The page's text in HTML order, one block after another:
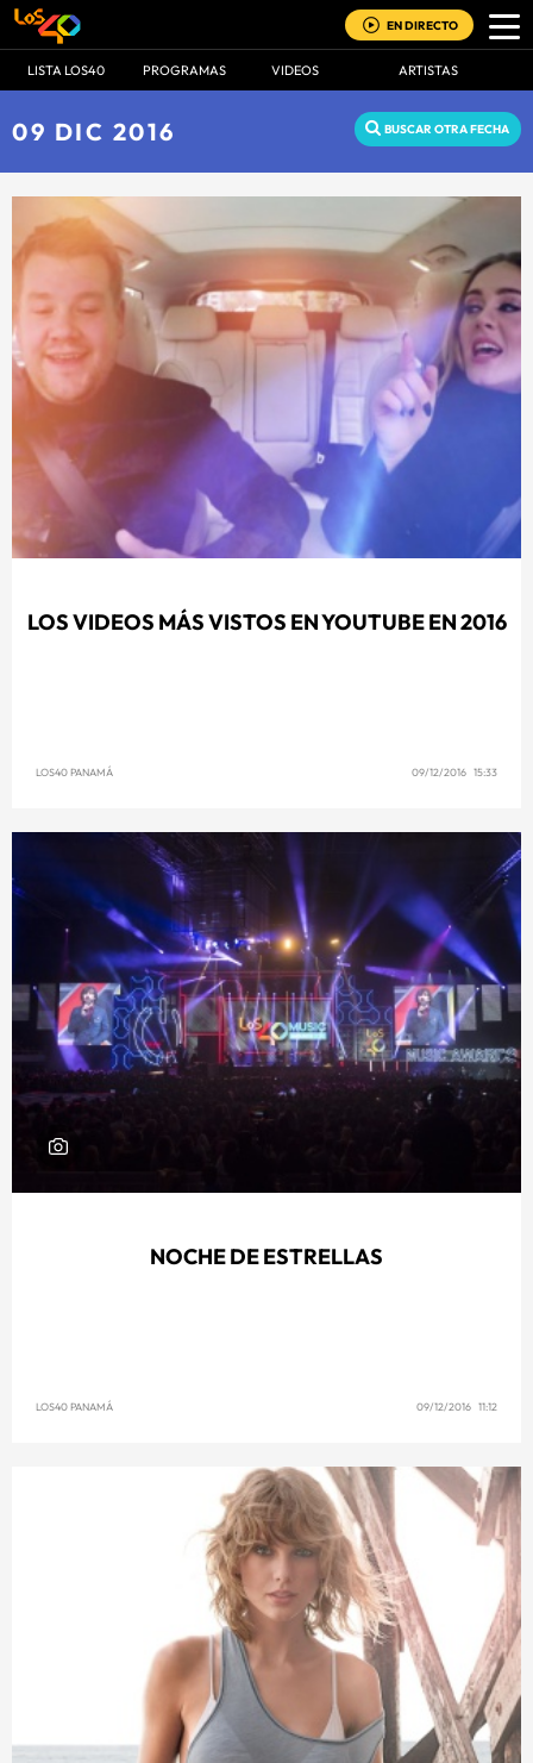
EN DIRECTO
LISTA LOS40 PROGRAMAS VIDEOS ARTISTAS
09 DIC 2016 BUSCAR OTRA FECHA
LOS VIDEOS MÁS VISTOS EN YOUTUBE EN 2016
LOS40 PANAMÁ 09/12/2016 15:33
NOCHE DE ESTRELLAS
LOS40 PANAMÁ 09/12/2016 11:12